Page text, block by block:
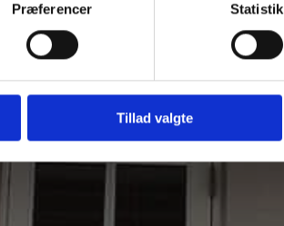
Præferencer Statistik
Tillad valgte